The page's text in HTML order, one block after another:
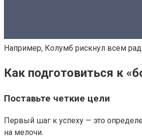
Например, Колумб рискнул всем
Как подготовиться к
Поставьте четкие цели
Первый шаг к успеху — это
на мелочи.